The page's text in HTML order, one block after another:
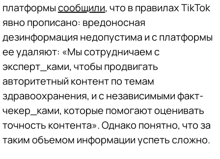
платформысообщили, что в правилах TikTok
явно прописано: вредоносная
дезинформация недопустима и с платформы
ее удаляют: «Мы сотрудничаем с
эксперт_ками, чтобы продвигать
авторитетный контент по темам
здравоохранения, и с независимыми факт-
чекер_ками, которые помогают оценивать
точность контента». Однако понятно, что за
таким объемом информации успеть сложно.